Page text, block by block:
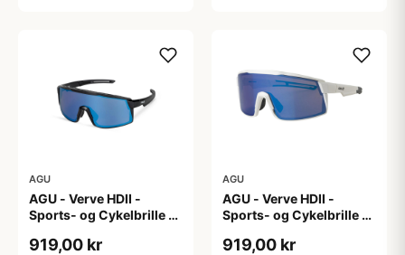
AGU
AGU - Verve HDII -
Sports- og Cykelbrille -
919,00 kr
AGU
AGU - Verve HDII -
Sports- og Cykelbrille -
919,00 kr